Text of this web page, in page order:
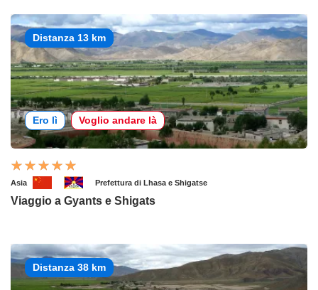
Distanza 13 km
Ero lì Voglio andare là
Asia Prefettura di Lhasa e Shigatse
Viaggio a Gyants e Shigats
Distanza 38 km